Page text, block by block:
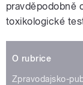
pravděpodobně
toxikologické
O rubrice
Zpravodajsko-